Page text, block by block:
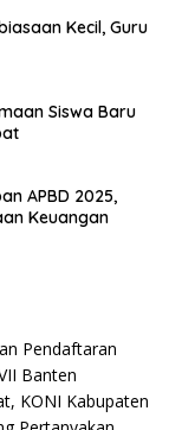
Kecil, Guru
Siswa Baru
APBD 2025,
Keuangan